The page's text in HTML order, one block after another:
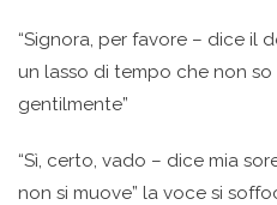
“Signora, per favore – dice il
un lasso di tempo che non
gentilmente”
“Sì, certo, vado – dice mia
non si muove” la voce si